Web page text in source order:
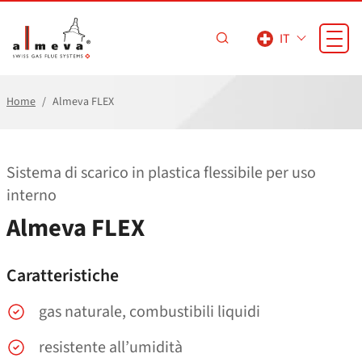
IT
Home Almeva FLEX
Sistema di scarico in plastica flessibile per uso
interno
Almeva FLEX
Caratteristiche
gas naturale, combustibili liquidi
resistente all’umidità